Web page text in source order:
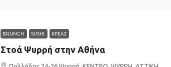
BRUNCH SUSHI ΚΡΕΑΣ
Στοά Ψυρρή στην Αθήνα